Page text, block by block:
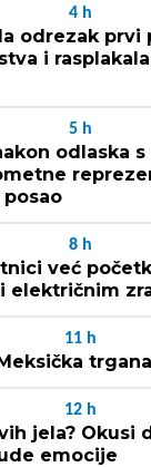
4 h
odrezak prvi
i
5 h
odlaska
8 h
već
električnim
11 h
12 h
jela? Okusi
emocije